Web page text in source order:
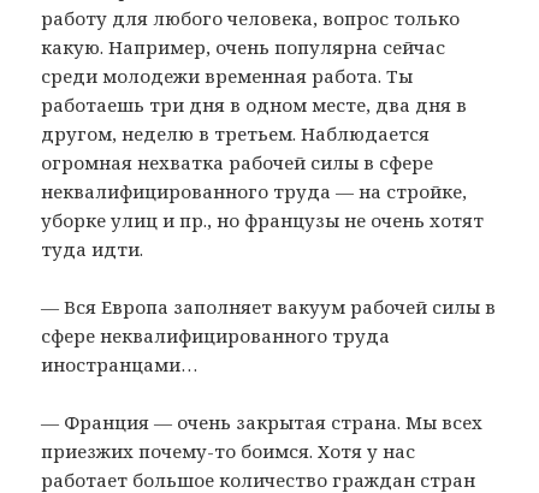
работу для любого человека, вопрос только
какую. Например, очень популярна сейчас
среди молодежи временная работа. Ты
работаешь три дня в одном месте, два дня в
другом, неделю в третьем. Наблюдается
огромная нехватка рабочей силы в сфере
неквалифицированного труда — на стройке,
уборке улиц и пр., но французы не очень хотят
туда идти.
— Вся Европа заполняет вакуум рабочей силы в
сфере неквалифицированного труда
иностранцами…
— Франция — очень закрытая страна. Мы всех
приезжих почему-то боимся. Хотя у нас
работает большое количество граждан стран